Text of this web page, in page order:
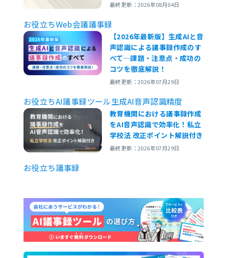
最終更新：2026年08月04日
お役立ちWeb会議議事録
【2026年最新版】生成AIと音
声認識による議事録作成のす
べて─課題・注意点・成功の
コツを徹底解説！
最終更新：2026年07月29日
お役立ちAI議事録ツール生成AI音声認識精度
教育機関における議事録作成
をAI音声認識で効率化！私立
学校法 改正ポイント解説付き
最終更新：2026年07月29日
お役立ち議事録